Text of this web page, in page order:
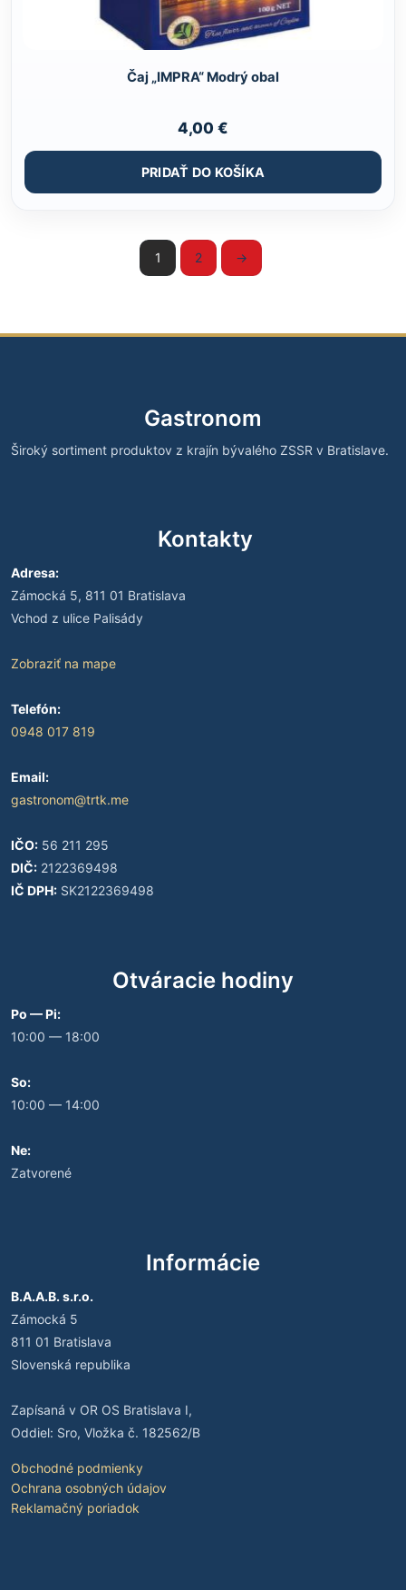
Čaj „IMPRA“ Modrý obal
4,00 €
PRIDAŤ DO KOŠÍKA
1 2 →
Gastronom
Široký sortiment produktov z krajín bývalého ZSSR v Bratislave.
Kontakty
Adresa:
Zámocká 5, 811 01 Bratislava
Vchod z ulice Palisády
Zobraziť na mape
Telefón:
0948 017 819
Email:
gastronom@trtk.me
IČO: 56 211 295
DIČ: 2122369498
IČ DPH: SK2122369498
Otváracie hodiny
Po — Pi:
10:00 — 18:00
So:
10:00 — 14:00
Ne:
Zatvorené
Informácie
B.A.A.B. s.r.o.
Zámocká 5
811 01 Bratislava
Slovenská republika
Zapísaná v OR OS Bratislava I,
Oddiel: Sro, Vložka č. 182562/B
Obchodné podmienky
Ochrana osobných údajov
Reklamačný poriadok